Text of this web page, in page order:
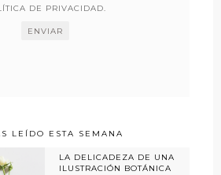
DE PRIVACIDAD.
LEÍDO ESTA SEMANA
LA DELICADEZA DE UNA
ILUSTRACIÓN BOTÁNICA